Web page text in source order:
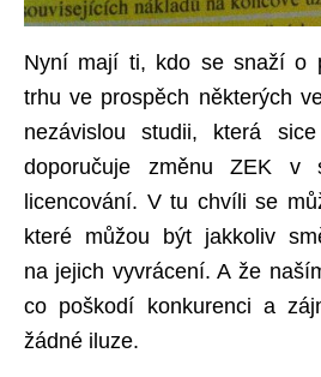
Nyní mají ti, kdo se snaží o
trhu ve prospěch některých
nezávislou studii, která
doporučuje změnu ZEK v
licencování. V tu chvíli se
které můžou být jakkoliv
na jejich vyvrácení. A že
co poškodí konkurenci a
žádné iluze.